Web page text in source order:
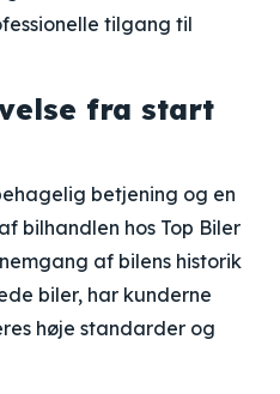
tilgang til
fra start
betjening og en
bilhandlen hos Top Biler
af bilens historik
biler, har kunderne
høje standarder og